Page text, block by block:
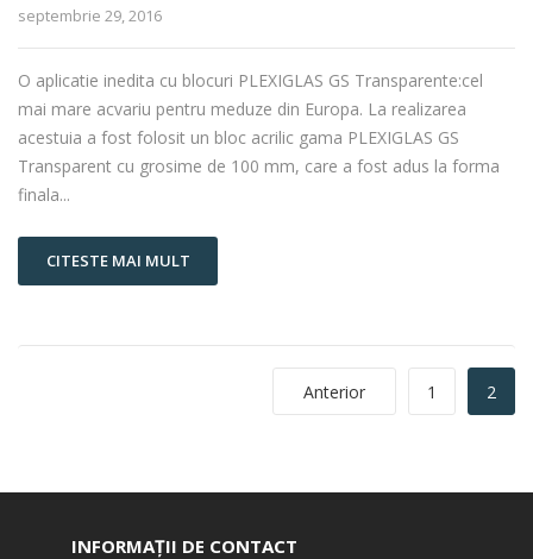
septembrie 29, 2016
O aplicatie inedita cu blocuri PLEXIGLAS GS Transparente:cel
mai mare acvariu pentru meduze din Europa. La realizarea
acestuia a fost folosit un bloc acrilic gama PLEXIGLAS GS
Transparent cu grosime de 100 mm, care a fost adus la forma
finala...
CITESTE MAI MULT
Anterior 1 2
INFORMAȚII DE CONTACT